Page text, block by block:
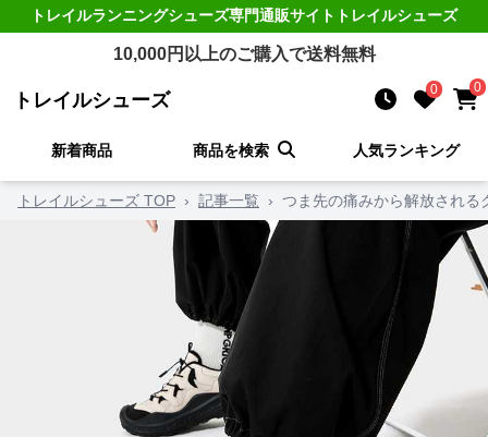
トレイルランニングシューズ専門通販サイト トレイルシューズ
10,000円以上のご購入で送料無料
トレイルシューズ 0 0
新着商品 商品を検索 人気ランキング
トレイルシューズ TOP › 記事一覧 › つま先の痛みから解放される